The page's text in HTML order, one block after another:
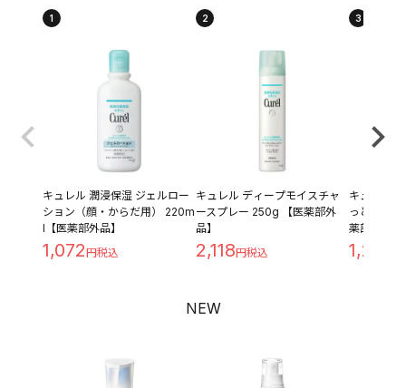
1
キュレル 潤浸保湿 ジェルロー
ション（顔・からだ用） 220m
l【医薬部外品】
1,072
2
キュレル ディープモイスチャ
ースプレー 250g 【医薬部外
品】
2,118
3
キュレル
っとり つ
薬部外品】
1,209
NEW